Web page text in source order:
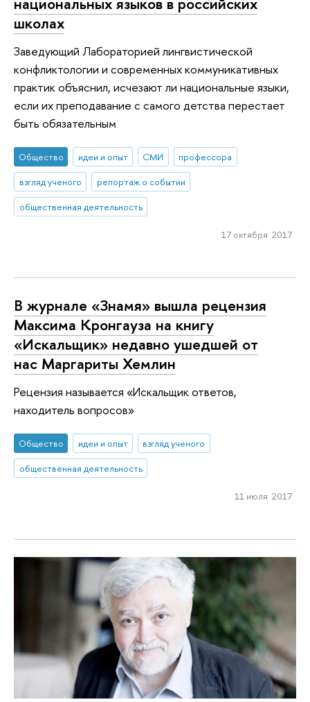
школах
Заведующий Лабораторией лингвистической
конфликтологии и современных коммуникативных
практик объяснил, исчезают ли национальные языки,
если их преподавание с самого детства перестает
быть обязательным
Общество идеи и опыт СМИ
профессора
взгляд ученого
репортаж о событии
общественная деятельность
17 октября 2017
В журнале «Знамя» вышла рецензия
Максима Кронгауза на книгу
«Искальщик» недавно ушедшей от
нас Маргариты Хемлин
Рецензия называется «Искальщик ответов,
находитель вопросов»
Общество идеи и опыт
взгляд ученого
общественная деятельность
11 июля 2017